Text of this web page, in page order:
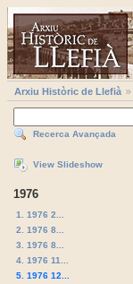
Arxiu Històric de Llefià
Recerca Avançada
View Slideshow
1976
1. 1976 2...
2. 1976 8...
3. 1976 8...
4. 1976 11...
5. 1976 12...